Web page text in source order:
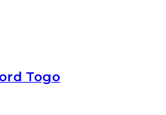
Togo